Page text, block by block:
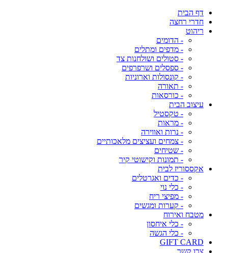
דף הבית
חדרי רחצה
ריהוט
- הדומים
- מדפים ומתלים
- סטולים ושולחנות צד
- ספסלים ושרפרפים
- קונסולות וארוניות
- תאורה
- כורסאות
עיצוב הבית
- טקסטיל
- מראות
- נרות ואווירה
- צמחים ועציצים מלאכותיים
- שטיחים
- תמונות וקישוטי קיר
אקססוריז לבית
- כדים ואגרטלים
- כלי נוי
- מפיצי ריח
- קערות ומגשים
מטבח ואירוח
- כלי איחסון
- כלי הגשה
GIFT CARD
צרו קשר